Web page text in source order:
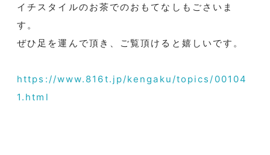
イチスタイルのお茶でのおもてなしもごさいま
す。
ぜひ足を運んで頂き、ご覧頂けると嬉しいです。
https://www.816t.jp/kengaku/topics/00104
1.html